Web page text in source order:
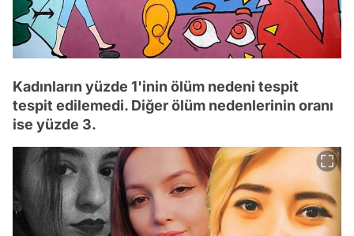
Kadınların yüzde 1'inin ölüm nedeni tespit
tespit edilemedi. Diğer ölüm nedenlerinin oranı
ise yüzde 3.